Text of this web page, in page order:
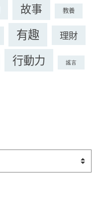
故事 教養
有趣 理財
行動力 謠言